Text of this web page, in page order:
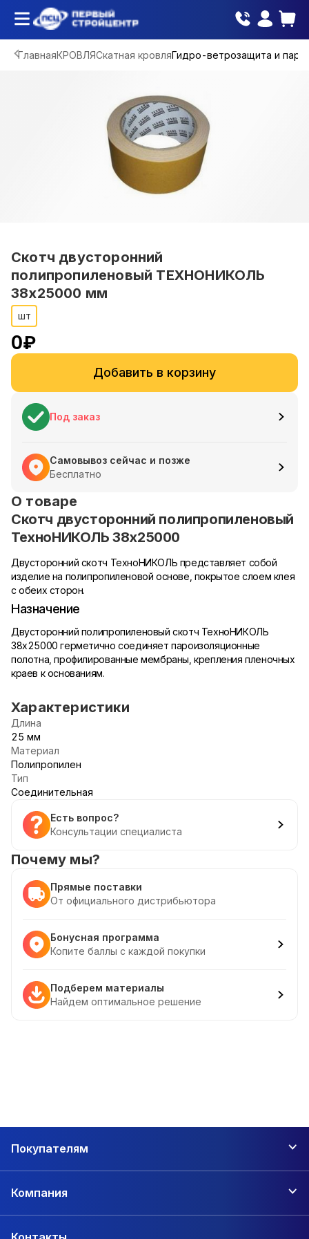
ГлавнаяКРОВЛЯСкатная кровляГидро-ветрозащита и
Скотч двусторонний
полипропиленовый ТЕХНОНИКОЛЬ
38х25000 мм
шт
0₽
Добавить в корзину
Под заказ
Самовывоз сейчас и позже
Бесплатно
О товаре
Скотч двусторонний полипропиленовый
ТехноНИКОЛЬ 38х25000
Двусторонний скотч ТехноНИКОЛЬ представляет собой
изделие на полипропиленовой основе, покрытое слоем клея
с обеих сторон.
Назначение
Двусторонний полипропиленовый скотч ТехноНИКОЛЬ
38х25000 герметично соединяет пароизоляционные
полотна, профилированные мембраны, крепления пленочных
краев к основаниям.
Характеристики
Длина
25 мм
Материал
Полипропилен
Тип
Соединительная
Есть вопрос?
Консультации специалиста
Почему мы?
Прямые поставки
От официального дистрибьютора
Бонусная программа
Копите баллы с каждой покупки
Подберем материалы
Найдем оптимальное решение
Покупателям
Компания